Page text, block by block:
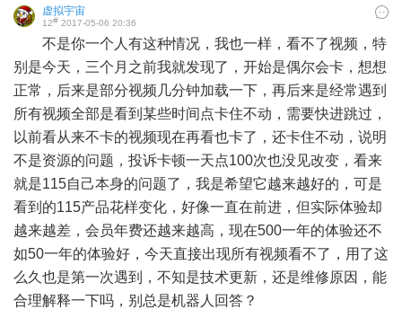
虚拟宇宙
12# 2017-05-06 20:36
不是你一个人有这种情况，我也一样，看不了视频，特
别是今天，三个月之前我就发现了，开始是偶尔会卡，想想
正常，后来是部分视频几分钟加载一下，再后来是经常遇到
所有视频全部是看到某些时间点卡住不动，需要快进跳过，
以前看从来不卡的视频现在再看也卡了，还卡住不动，说明
不是资源的问题，投诉卡顿一天点100次也没见改变，看来
就是115自己本身的问题了，我是希望它越来越好的，可是
看到的115产品花样变化，好像一直在前进，但实际体验却
越来越差，会员年费还越来越高，现在500一年的体验还不
如50一年的体验好，今天直接出现所有视频看不了，用了这
么久也是第一次遇到，不知是技术更新，还是维修原因，能
合理解释一下吗，别总是机器人回答？